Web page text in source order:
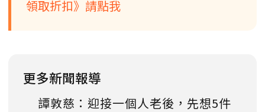
領取折扣》請點我
更多新聞報導
譚敦慈：迎接一個人老後，先想5件